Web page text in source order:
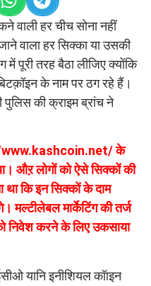
वाली हर चीच सोना नहीं
वाला हर सिक्का या उसकी
में पूरी तरह बैठा लीजिए क्योंकि
के नाम पर ठग रहे हैं।
पुलिस की क्राइम ब्रांच ने
के
औऱ लोगों को ऐसे सिक्कों की
था कि इन सिक्कों के दाम
मल्टीलेबल मार्केटिंग की तर्ज
निवेश करने के लिए उकसाया
यानि इनीशियल कॉाइन